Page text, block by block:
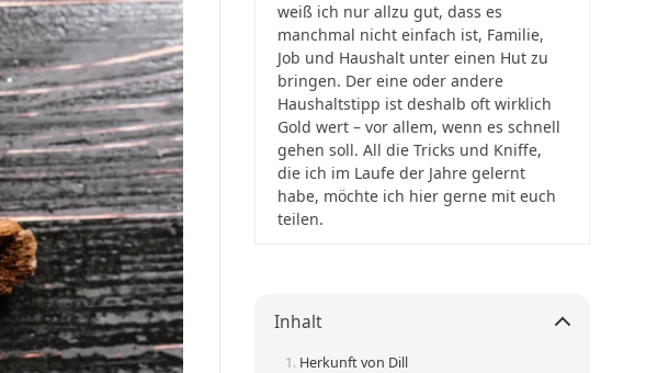
weiß ich nur allzu gut, dass es
manchmal nicht einfach ist, Familie,
Job und Haushalt unter einen Hut zu
bringen. Der eine oder andere
Haushaltstipp ist deshalb oft wirklich
Gold wert – vor allem, wenn es schnell
gehen soll. All die Tricks und Kniffe,
die ich im Laufe der Jahre gelernt
habe, möchte ich hier gerne mit euch
teilen.
Inhalt
Herkunft von Dill